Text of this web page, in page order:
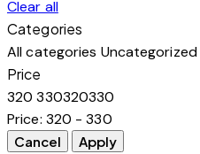
Clear all
Categories
All categories Uncategorized
Price
320 330320330
Price: 320 - 330